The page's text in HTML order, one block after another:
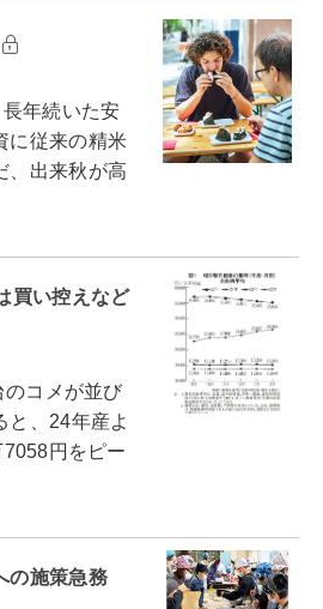
年続いた安
に従来の精米
、出来秋が高
買い控えなど
コメが並び
と、24年産よ
円をピー
の施策急務